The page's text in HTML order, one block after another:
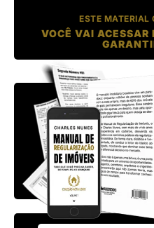
ESTE
VOCÊ VAI ACESSAR